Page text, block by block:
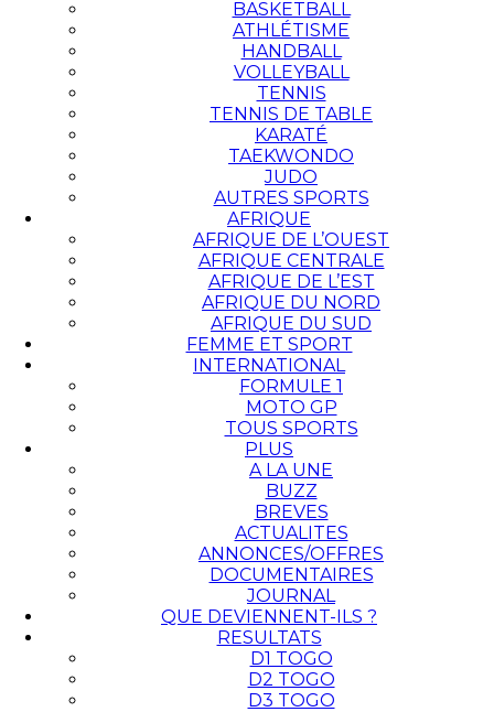
BASKETBALL
ATHLÉTISME
HANDBALL
VOLLEYBALL
TENNIS
TENNIS DE TABLE
KARATÉ
TAEKWONDO
JUDO
AUTRES SPORTS
AFRIQUE
AFRIQUE DE L’OUEST
AFRIQUE CENTRALE
AFRIQUE DE L’EST
AFRIQUE DU NORD
AFRIQUE DU SUD
FEMME ET SPORT
INTERNATIONAL
FORMULE 1
MOTO GP
TOUS SPORTS
PLUS
A LA UNE
BUZZ
BREVES
ACTUALITES
ANNONCES/OFFRES
DOCUMENTAIRES
JOURNAL
QUE DEVIENNENT-ILS ?
RESULTATS
D1 TOGO
D2 TOGO
D3 TOGO